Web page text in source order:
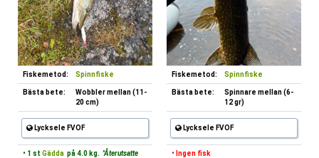
Fiskemetod: Spinnfiske
Bästa bete:
Wobbler mellan (11-
20 cm)
Lycksele FVOF
• 1 st Gädda på 4.0 kg. "Återutsatte
Fiskemetod: Spinnfiske
Bästa bete:
Spinnare mellan (6-
12 gr)
Lycksele FVOF
• Ingen fisk